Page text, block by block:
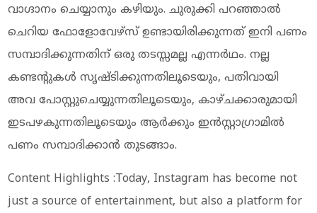
വാഗ്ദാനം ചെയ്യാനും കഴിയും. ചുരുക്കി പറഞ്ഞാല്‍
ചെറിയ ഫോളോവേഴ്സ് ഉണ്ടായിരിക്കുന്നത് ഇനി പണം
സമ്പാദിക്കുന്നതിന് ഒരു തടസ്സമല്ല എന്നര്‍ഥം. നല്ല
കണ്ടന്റുകള്‍ സൃഷ്ടിക്കുന്നതിലൂടെയും, പതിവായി
അവ പോസ്റ്റുചെയ്യുന്നതിലൂടെയും, കാഴ്ചക്കാരുമായി
ഇടപഴകുന്നതിലൂടെയും ആര്‍ക്കും ഇന്‍സ്റ്റാഗ്രാമില്‍
പണം സമ്പാദിക്കാന്‍ തുടങ്ങാം.
Content Highlights :Today, Instagram has become not
just a source of entertainment, but also a platform for